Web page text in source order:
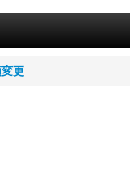
更